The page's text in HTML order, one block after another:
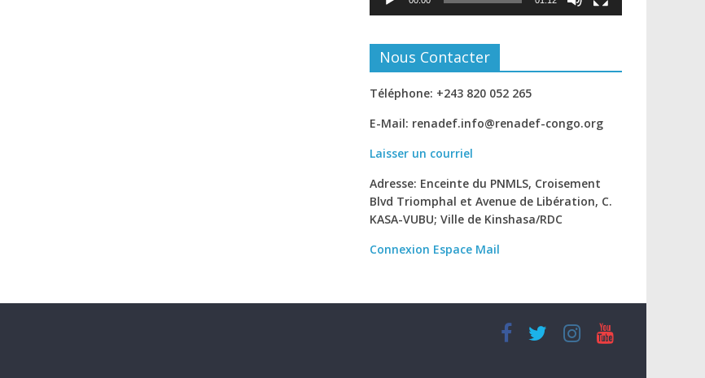
Nous Contacter
Téléphone: +243 820 052 265
E-Mail: renadef.info@renadef-congo.org
Laisser un courriel
Adresse: Enceinte du PNMLS, Croisement
Blvd Triomphal et Avenue de Libération, C.
KASA-VUBU; Ville de Kinshasa/RDC
Connexion Espace Mail